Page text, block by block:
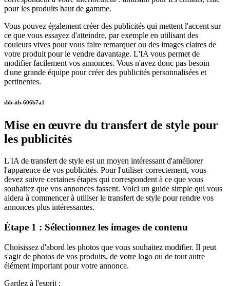
pour les produits haut de gamme.
Vous pouvez également créer des publicités qui mettent l'accent sur
ce que vous essayez d'atteindre, par exemple en utilisant des
couleurs vives pour vous faire remarquer ou des images claires de
votre produit pour le vendre davantage. L'IA vous permet de
modifier facilement vos annonces. Vous n'avez donc pas besoin
d'une grande équipe pour créer des publicités personnalisées et
pertinentes.
sbb-itb-606b7a1
Mise en œuvre du transfert de style pour
les publicités
L'IA de transfert de style est un moyen intéressant d'améliorer
l'apparence de vos publicités. Pour l'utiliser correctement, vous
devez suivre certaines étapes qui correspondent à ce que vous
souhaitez que vos annonces fassent. Voici un guide simple qui vous
aidera à commencer à utiliser le transfert de style pour rendre vos
annonces plus intéressantes.
Étape 1 : Sélectionnez les images de contenu
Choisissez d'abord les photos que vous souhaitez modifier. Il peut
s'agir de photos de vos produits, de votre logo ou de tout autre
élément important pour votre annonce.
Gardez à l'esprit :